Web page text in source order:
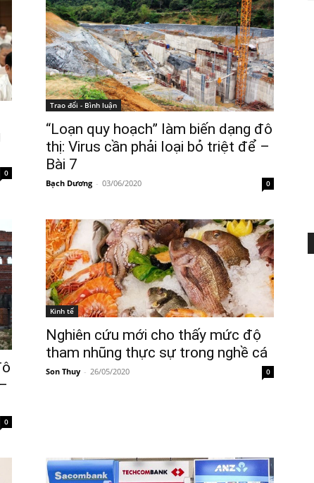
0
Trao đổi - Bình luận
“Loạn quy hoạch” làm biến dạng đô
thị: Virus cần phải loại bỏ triệt để –
Bài 7
Bạch Dương - 03/06/2020 0
0
Kinh tế
Nghiên cứu mới cho thấy mức độ
tham nhũng thực sự trong nghề cá
Son Thuy - 26/05/2020 0